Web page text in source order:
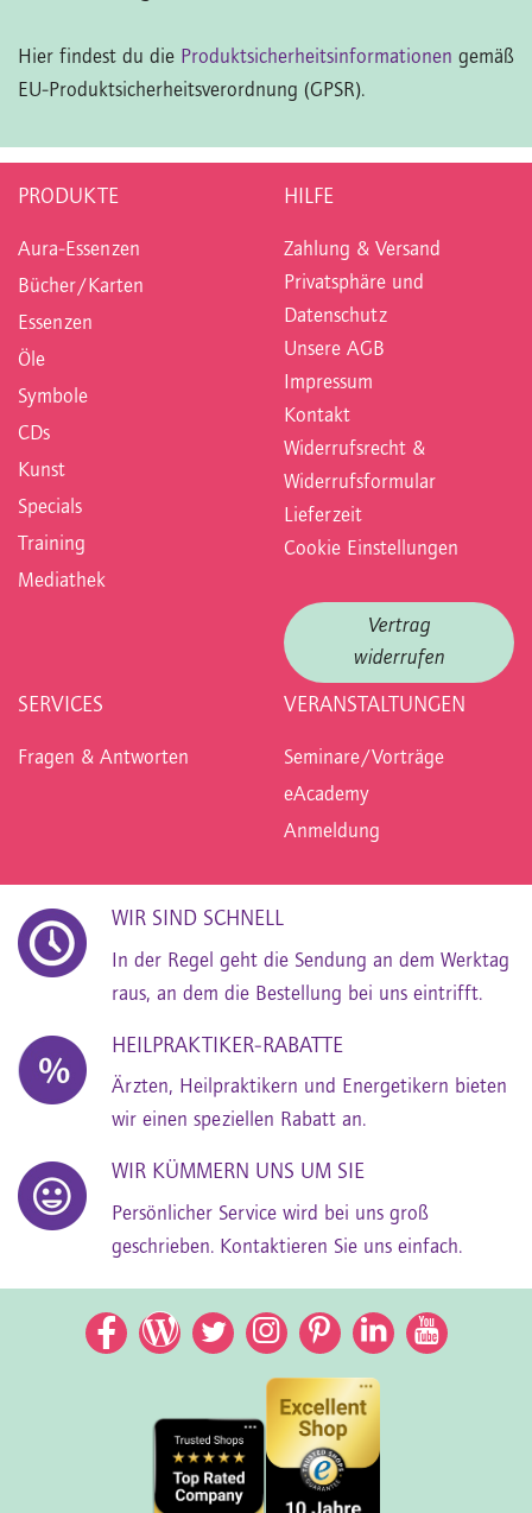
Hier findest du die Produktsicherheitsinformationen gemäß
EU-Produktsicherheitsverordnung (GPSR).
PRODUKTE
Aura-Essenzen
Bücher/Karten
Essenzen
Öle
Symbole
CDs
Kunst
Specials
Training
Mediathek
HILFE
Zahlung & Versand
Privatsphäre und
Datenschutz
Unsere AGB
Impressum
Kontakt
Widerrufsrecht &
Widerrufsformular
Lieferzeit
Cookie Einstellungen
Vertrag
widerrufen
SERVICES
Fragen & Antworten
VERANSTALTUNGEN
Seminare/Vorträge
eAcademy
Anmeldung
WIR SIND SCHNELL
In der Regel geht die Sendung an dem Werktag
raus, an dem die Bestellung bei uns eintrifft.
HEILPRAKTIKER-RABATTE
Ärzten, Heilpraktikern und Energetikern bieten
wir einen speziellen Rabatt an.
WIR KÜMMERN UNS UM SIE
Persönlicher Service wird bei uns groß
geschrieben. Kontaktieren Sie uns einfach.
Facebook
Facebook
TwitterInstagram
Pinterest
LinkedIn